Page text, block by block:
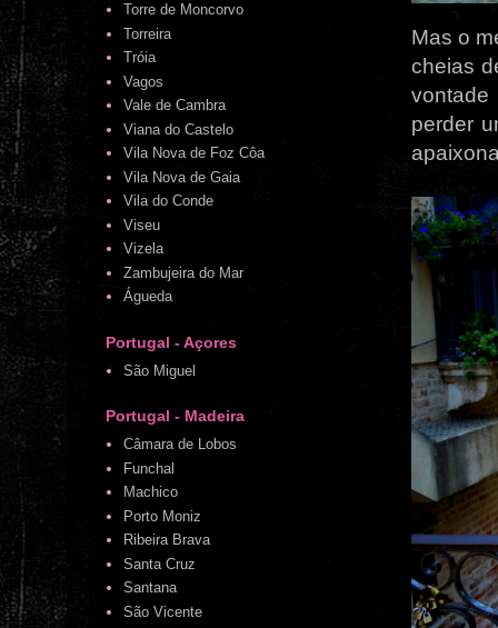
Mas o
cheias
vontade
perder
Torre de Moncorvo
Torreira
Tróia
Vagos
Vale de Cambra
Viana do Castelo
Vila Nova de Foz Côa
Vila Nova de Gaia
Vila do Conde
Viseu
Vizela
Zambujeira do Mar
Águeda
Portugal - Açores
São Miguel
Portugal - Madeira
Câmara de Lobos
Funchal
Machico
Porto Moniz
Ribeira Brava
Santa Cruz
Santana
São Vicente